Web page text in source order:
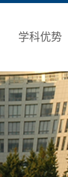
学科优势